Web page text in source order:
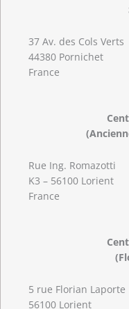
37 Av. des Cols Verts
44380 Pornichet
France
Rue Ing. Romazotti
K3 – 56100 Lorient
France
5 rue Florian Laporte
56100 Lorient